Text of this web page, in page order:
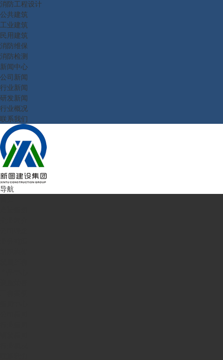
消防工程设计
公共建筑
工业建筑
民用建筑
消防维保
消防检测
新闻中心
公司新闻
行业新闻
研发新闻
行业概况
联系我们
导航